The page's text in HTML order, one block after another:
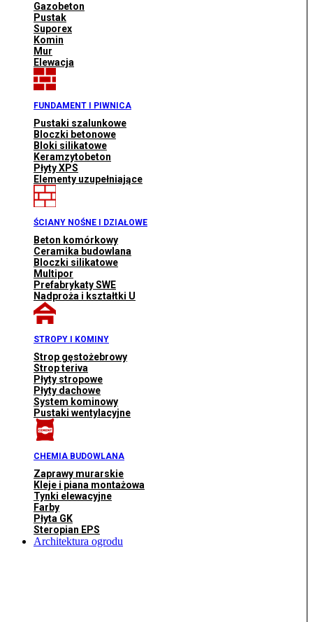
Gazobeton
Pustak
Suporex
Komin
Mur
Elewacja
FUNDAMENT I PIWNICA
Pustaki szalunkowe
Bloczki betonowe
Bloki silikatowe
Keramzytobeton
Płyty XPS
Elementy uzupełniające
ŚCIANY NOŚNE I DZIAŁOWE
Beton komórkowy
Ceramika budowlana
Bloczki silikatowe
Multipor
Prefabrykaty SWE
Nadproża i kształtki U
STROPY I KOMINY
Strop gęstożebrowy
Strop teriva
Płyty stropowe
Płyty dachowe
System kominowy
Pustaki wentylacyjne
CHEMIA BUDOWLANA
Zaprawy murarskie
Kleje i piana montażowa
Tynki elewacyjne
Farby
Płyta GK
Steropian EPS
Architektura ogrodu